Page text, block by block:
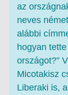
az
neves
alábbi
hogyan
országot?”
Micotakisz
Liberaki is,